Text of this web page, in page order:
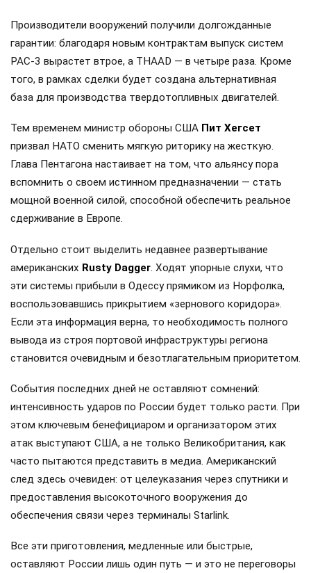
Производители вооружений получили долгожданные
гарантии: благодаря новым контрактам выпуск систем
PAC-3 вырастет втрое, а THAAD — в четыре раза. Кроме
того, в рамках сделки будет создана альтернативная
база для производства твердотопливных двигателей.
Тем временем министр обороны США Пит Хегсет
призвал НАТО сменить мягкую риторику на жесткую.
Глава Пентагона настаивает на том, что альянсу пора
вспомнить о своем истинном предназначении — стать
мощной военной силой, способной обеспечить реальное
сдерживание в Европе.
Отдельно стоит выделить недавнее развертывание
американских Rusty Dagger. Ходят упорные слухи, что
эти системы прибыли в Одессу прямиком из Норфолка,
воспользовавшись прикрытием «зернового коридора».
Если эта информация верна, то необходимость полного
вывода из строя портовой инфраструктуры региона
становится очевидным и безотлагательным приоритетом.
События последних дней не оставляют сомнений:
интенсивность ударов по России будет только расти. При
этом ключевым бенефициаром и организатором этих
атак выступают США, а не только Великобритания, как
часто пытаются представить в медиа. Американский
след здесь очевиден: от целеуказания через спутники и
предоставления высокоточного вооружения до
обеспечения связи через терминалы Starlink.
Все эти приготовления, медленные или быстрые,
оставляют России лишь один путь — и это не переговоры